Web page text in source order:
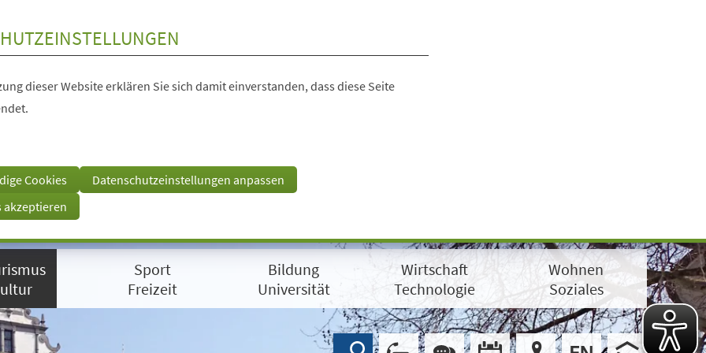
dieser Website erklären Sie sich damit einverstanden, dass diese Seite
Cookies
Datenschutzeinstellungen anpassen
akzeptieren
Sport
Freizeit
Bildung
Universität
Wirtschaft
Technologie
Wohnen
Soziales